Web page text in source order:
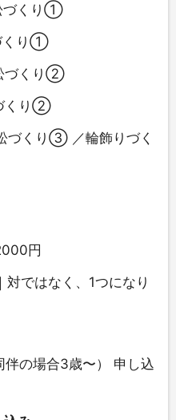
づくり①
くり①
づくり②
くり②
くり③ ／輪飾りづく
円
対ではなく、1つになり
の場合3歳〜） 申し込